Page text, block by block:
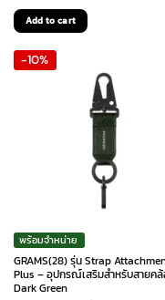
price
was:
Add to cart
-10%
พร้อมจำหน่าย
GRAMS(28) รุ่น Strap
Plus – อุปกรณ์เสริมสำหรับสายค
Dark Green